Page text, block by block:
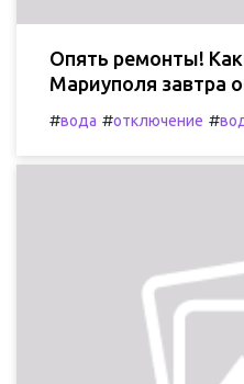
Опять ремонты!
Мариуполя завтра
#вода #отключение #